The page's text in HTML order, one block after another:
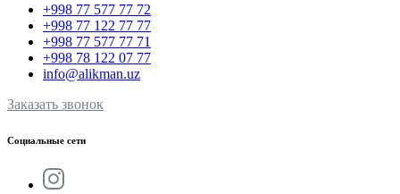
+998 77 577 77 72
+998 77 122 77 77
+998 77 577 77 71
+998 78 122 07 77
info@alikman.uz
Заказать звонок
Социальные сети